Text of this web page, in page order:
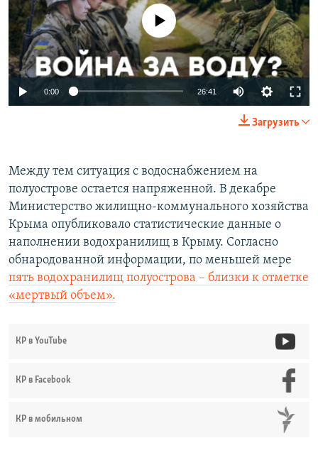
No media source currently available
0:00 26:41
Загрузить
Между тем ситуация с водоснабжением на
полуострове остается напряженной. В декабре
Министерство жилищно-коммунального хозяйства
Крыма опубликовало статистические данные о
наполнении водохранилищ в Крыму. Согласно
обнародованной информации, по меньшей мере
пять водохранилищ полуострова – близки к отметке
«мертвый объем».
КР в YouTube
КР в Facebook
КР в мобильном